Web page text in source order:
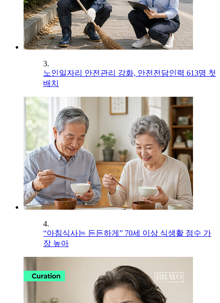
3.
노인일자리 안전관리 강화, 안전전담인력 613명 첫
배치
4.
“아침식사는 든든하게” 70세 이상 식생활 점수 가
장 높아